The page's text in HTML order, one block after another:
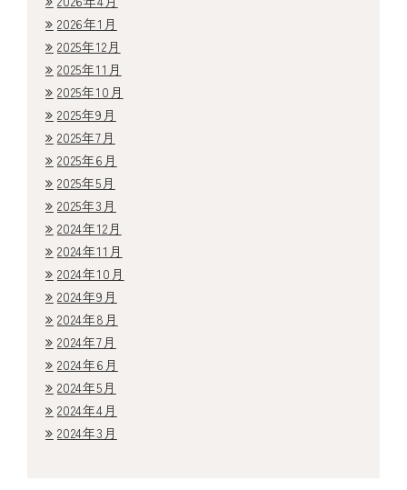
2026年1月
2025年12月
2025年11月
2025年10月
2025年9月
2025年7月
2025年6月
2025年5月
2025年3月
2024年12月
2024年11月
2024年10月
2024年9月
2024年8月
2024年7月
2024年6月
2024年5月
2024年4月
2024年3月